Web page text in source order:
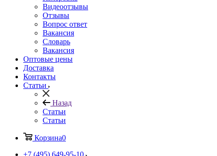
Видеоотзывы
Отзывы
Вопрос ответ
Вакансия
Словарь
Вакансия
Оптовые цены
Доставка
Контакты
Статьи
Назад
Статьи
Статьи
Корзина0
+7 (495) 649-95-10